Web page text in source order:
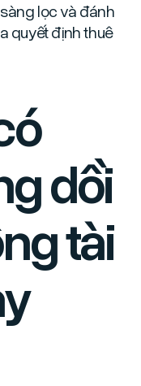
lọc và đánh
quyết định thuê
dồi
tài